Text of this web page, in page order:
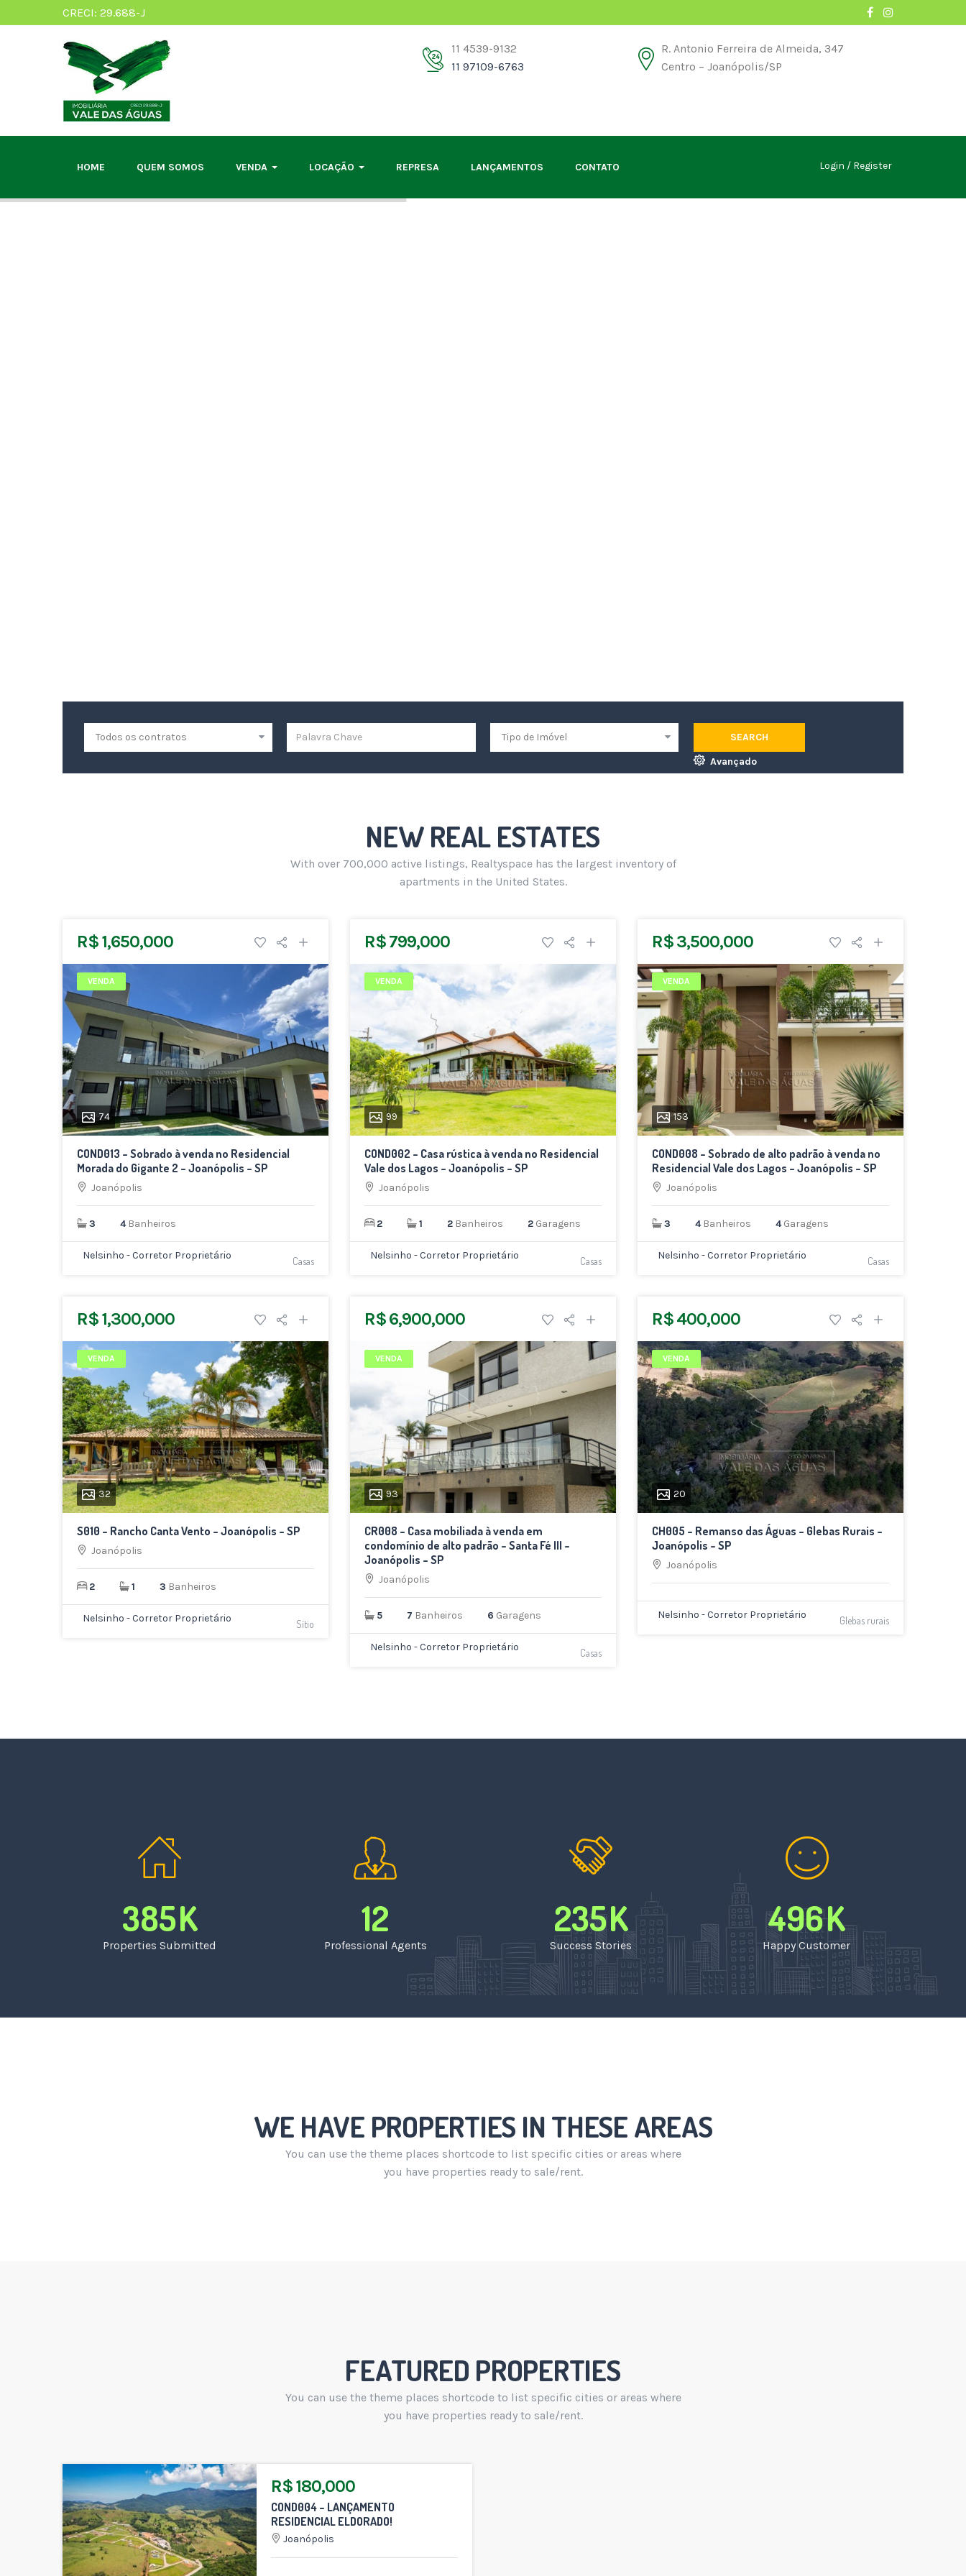
CRECI: 29.688-J
11 4539-9132
11 97109-6763
R. Antonio Ferreira de Almeida, 347
Centro – Joanópolis/SP
HOME QUEM SOMOS VENDA LOCAÇÃO REPRESA LANÇAMENTOS CONTATO Login Register
SEARCH
Avançado
NEW REAL ESTATES
With over 700,000 active listings, Realtyspace has the largest inventory of
apartments in the United States.
R$ 1,650,000
VENDA
74
COND013 – Sobrado à venda no Residencial
Morada do Gigante 2 – Joanópolis – SP
Joanópolis
3 4Banheiros
Nelsinho - Corretor Proprietário Casas
R$ 799,000
VENDA
99
COND002 – Casa rústica à venda no Residencial
Vale dos Lagos – Joanópolis – SP
Joanópolis
2 1 2Banheiros 2Garagens
Nelsinho - Corretor Proprietário Casas
R$ 3,500,000
VENDA
153
COND008 – Sobrado de alto padrão à venda no
Residencial Vale dos Lagos – Joanópolis – SP
Joanópolis
3 4Banheiros 4Garagens
Nelsinho - Corretor Proprietário Casas
R$ 1,300,000
VENDA
32
S010 – Rancho Canta Vento – Joanópolis – SP
Joanópolis
2 1 3 Banheiros
Nelsinho - Corretor Proprietário Sítio
R$ 6,900,000
VENDA
93
CR008 – Casa mobiliada à venda em
condomínio de alto padrão – Santa Fé III –
Joanópolis – SP
Joanópolis
5 7 Banheiros 6 Garagens
Nelsinho - Corretor Proprietário Casas
R$ 400,000
VENDA
20
CH005 – Remanso das Águas – Glebas Rurais –
Joanópolis – SP
Joanópolis
Nelsinho - Corretor Proprietário Glebas rurais
385K
Properties Submitted
12
Professional Agents
235K
Success Stories
496K
Happy Customer
WE HAVE PROPERTIES IN THESE AREAS
You can use the theme places shortcode to list specific cities or areas where
you have properties ready to sale/rent.
FEATURED PROPERTIES
You can use the theme places shortcode to list specific cities or areas where
you have properties ready to sale/rent.
R$ 180,000
COND004 – LANÇAMENTO
RESIDENCIAL ELDORADO!
Joanópolis